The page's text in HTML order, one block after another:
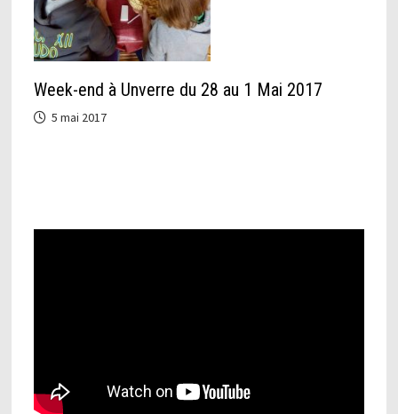
Week-end à Unverre du 28 au 1 Mai 2017
5 mai 2017